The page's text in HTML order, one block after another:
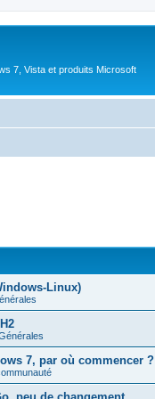
7, Vista et produits Microsoft
Linux)
7, par où commencer ?